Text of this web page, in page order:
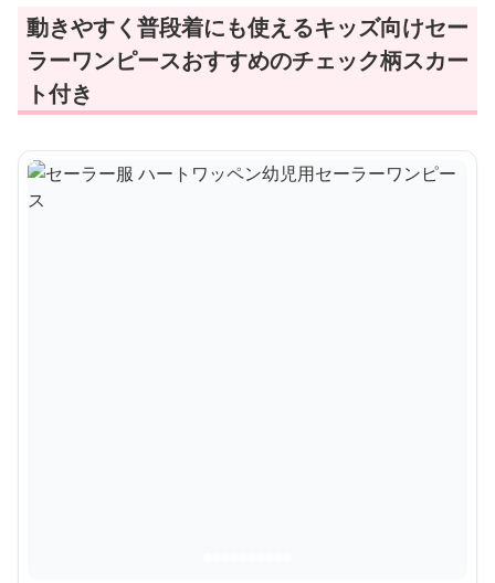
動きやすく普段着にも使えるキッズ向けセー
ラーワンピースおすすめのチェック柄スカー
ト付き